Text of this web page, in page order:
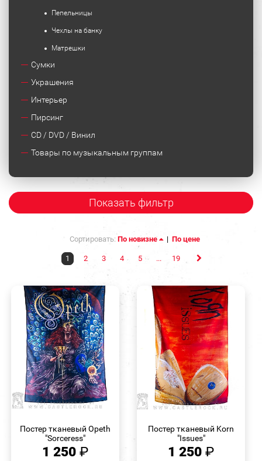
Пепельницы
Чехлы на банку
Матрешки
Сумки
Украшения
Интерьер
Пирсинг
CD / DVD / Винил
Товары по музыкальным группам
Показать фильтр
Сортировать: По новизне | По цене
1 2 3 4 5 ... 19
Постер тканевый Opeth
"Sorceress"
1 250 ₽
Постер тканевый Korn
"Issues"
1 250 ₽